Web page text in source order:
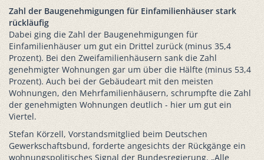
Zahl der Baugenehmigungen für Einfamilienhäuser stark
rückläufig
Dabei ging die Zahl der Baugenehmigungen für
Einfamilienhäuser um gut ein Drittel zurück (minus 35,4
Prozent). Bei den Zweifamilienhäusern sank die Zahl
genehmigter Wohnungen gar um über die Hälfte (minus 53,4
Prozent). Auch bei der Gebäudeart mit den meisten
Wohnungen, den Mehrfamilienhäusern, schrumpfte die Zahl
der genehmigten Wohnungen deutlich - hier um gut ein
Viertel.
Stefan Körzell, Vorstandsmitglied beim Deutschen
Gewerkschaftsbund, forderte angesichts der Rückgänge ein
wohnungspolitisches Signal der Bundesregierung. „Alle